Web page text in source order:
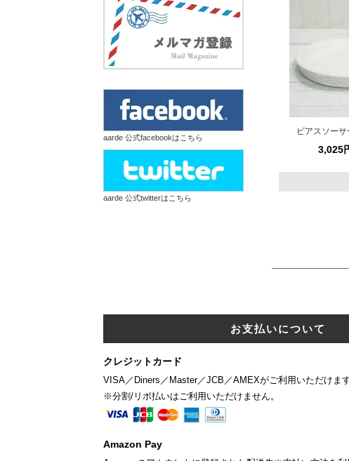
aarde 公式facebookはこちら
aarde 公式twitterはこちら
ビアスソー
3,025
お支払いについて
クレジットカード
VISA／Diners／Master／JCB／AMEXがご利用いただけます
※分割/リボ払いはご利用いただけません。
Amazon Pay